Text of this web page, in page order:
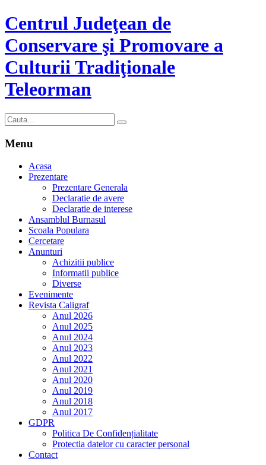
Centrul Judeţean de
Conservare şi Promovare a
Culturii Tradiţionale
Teleorman
Menu
Acasa
Prezentare
Prezentare Generala
Declaratie de avere
Declaratie de interese
Ansamblul Burnasul
Scoala Populara
Cercetare
Anunturi
Achizitii publice
Informatii publice
Diverse
Evenimente
Revista Caligraf
Anul 2026
Anul 2025
Anul 2024
Anul 2023
Anul 2022
Anul 2021
Anul 2020
Anul 2019
Anul 2018
Anul 2017
GDPR
Politica De Confidențialitate
Protectia datelor cu caracter personal
Contact